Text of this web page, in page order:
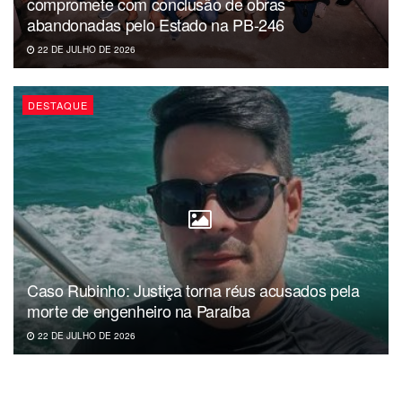
abandonadas pelo Estado na PB-246
22 DE JULHO DE 2026
DESTAQUE
Caso Rubinho: Justiça torna réus acusados pela
morte de engenheiro na Paraíba
22 DE JULHO DE 2026